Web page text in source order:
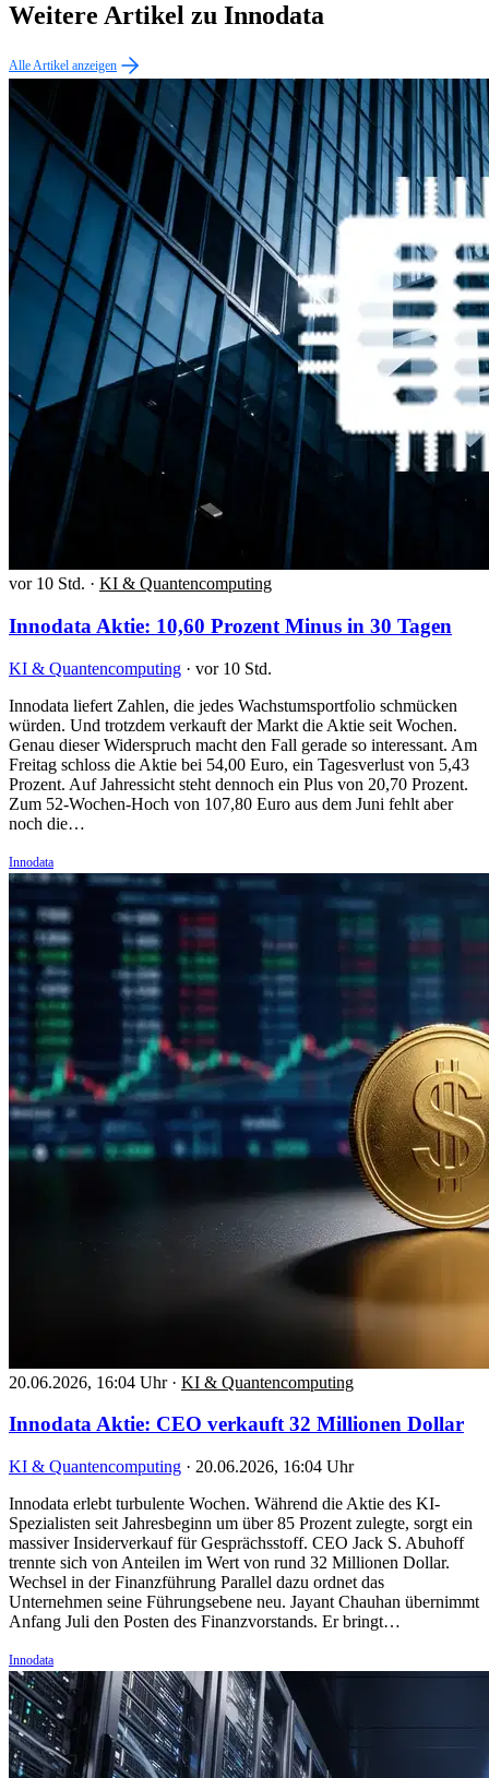
Weitere Artikel zu Innodata
Alle Artikel anzeigen
vor 10 Std. · KI & Quantencomputing
Innodata Aktie: 10,60 Prozent Minus in 30 Tagen
KI & Quantencomputing · vor 10 Std.
Innodata liefert Zahlen, die jedes Wachstumsportfolio schmücken
würden. Und trotzdem verkauft der Markt die Aktie seit Wochen.
Genau dieser Widerspruch macht den Fall gerade so interessant. Am
Freitag schloss die Aktie bei 54,00 Euro, ein Tagesverlust von 5,43
Prozent. Auf Jahressicht steht dennoch ein Plus von 20,70 Prozent.
Zum 52-Wochen-Hoch von 107,80 Euro aus dem Juni fehlt aber
noch die…
Innodata
20.06.2026, 16:04 Uhr · KI & Quantencomputing
Innodata Aktie: CEO verkauft 32 Millionen Dollar
KI & Quantencomputing · 20.06.2026, 16:04 Uhr
Innodata erlebt turbulente Wochen. Während die Aktie des KI-
Spezialisten seit Jahresbeginn um über 85 Prozent zulegte, sorgt ein
massiver Insiderverkauf für Gesprächsstoff. CEO Jack S. Abuhoff
trennte sich von Anteilen im Wert von rund 32 Millionen Dollar.
Wechsel in der Finanzführung Parallel dazu ordnet das
Unternehmen seine Führungsebene neu. Jayant Chauhan übernimmt
Anfang Juli den Posten des Finanzvorstands. Er bringt…
Innodata